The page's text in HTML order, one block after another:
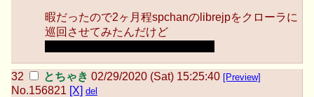
暇だったので2ヶ月程spchanのlibrejpをクローラに
巡回させてみたんだけど
とちゃき 02/29/2020 (Sat) 15:25:40 [Preview]
No.156821 [X] del